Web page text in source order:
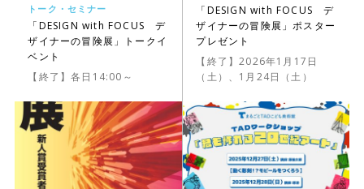
トーク・セミナー
「DESIGN with FOCUS デ
ザイナーの冒険展」トークイ
ベント
【終了】各日14:00～
「DESIGN with FOCUS デ
ザイナーの冒険展」ポスター
プレゼント
【終了】2026年1月17日
（土）、1月24日（土）